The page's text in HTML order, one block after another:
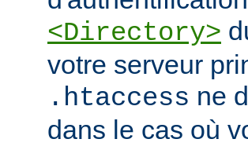
<Directory>
votre serveur
.htaccess ne
dans le cas où